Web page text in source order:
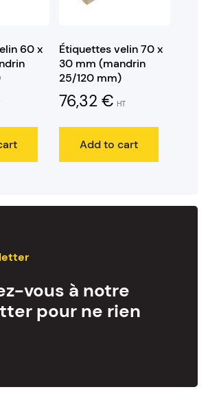
60 x
Étiquettes velin 70 x
30 mm (mandrin
25/120 mm)
76,32 € HT
Add to cart
vous à notre
pour ne rien